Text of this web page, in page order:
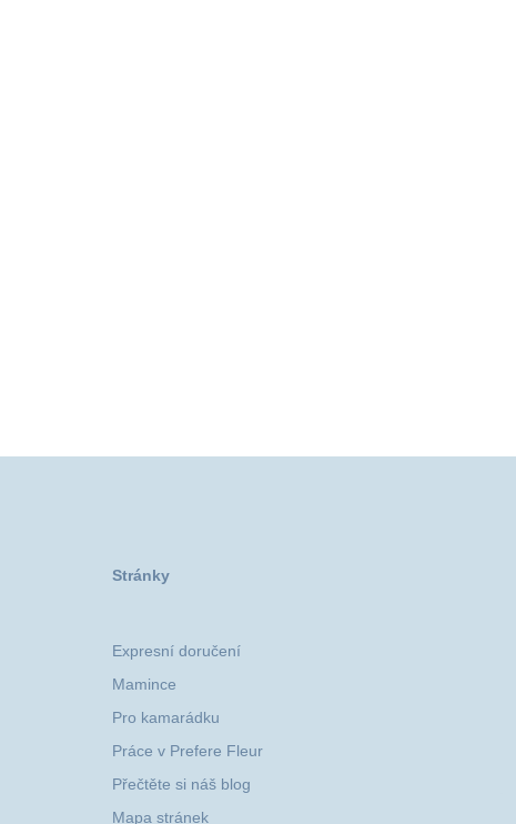
Stránky
Expresní doručení
Mamince
Pro kamarádku
Práce v Prefere Fleur
Přečtěte si náš blog
Mapa stránek